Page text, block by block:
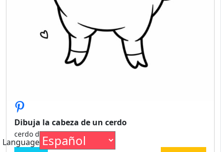
Dibuja la cabeza de un cerdo
cerdo dibujar cabeza
Language